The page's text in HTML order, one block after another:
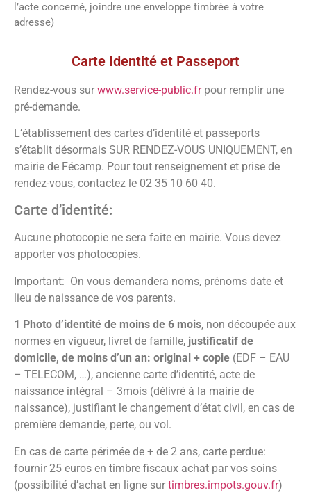
l’acte concerné, joindre une enveloppe timbrée à votre
adresse)
Carte Identité et Passeport
Rendez-vous sur www.service-public.frpour remplir une
pré-demande.
L’établissement des cartes d’identité et passeports
s’établit désormais SUR RENDEZ-VOUS UNIQUEMENT, en
mairie de Fécamp. Pour tout renseignement et prise de
rendez-vous, contactez le 02 35 10 60 40.
Carte d’identité:
Aucune photocopie ne sera faite en mairie. Vous devez
apporter vos photocopies.
Important: On vous demandera noms, prénoms date et
lieu de naissance de vos parents.
1 Photo d’identité de moins de 6 mois, non découpée aux
normes en vigueur, livret de famille, justificatif de
domicile, de moins d’un an: original + copie (EDF – EAU
– TELECOM, …), ancienne carte d’identité, acte de
naissance intégral – 3mois (délivré à la mairie de
naissance), justifiant le changement d’état civil, en cas de
première demande, perte, ou vol.
En cas de carte périmée de + de 2 ans, carte perdue:
fournir 25 euros en timbre fiscaux achat par vos soins
(possibilité d’achat en ligne sur timbres.impots.gouv.fr)